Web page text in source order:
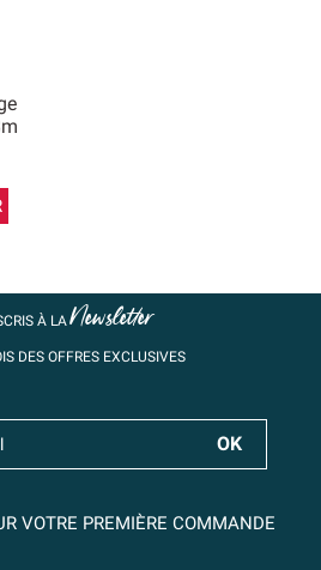
À LANewsletter
DES OFFRES EXCLUSIVES
VOTRE PREMIÈRE COMMANDE